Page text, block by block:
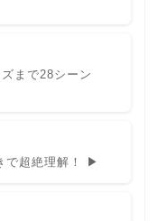
まで28シーン
で超絶理解！ ▶